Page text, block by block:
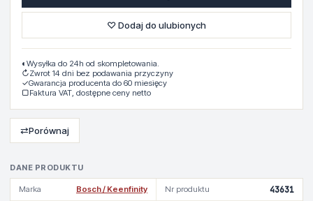
DANE PRODUKTU
Marka Bosch / Keenfinity Nr produktu 43631
♡ Dodaj do ulubionych
◐ Wysyłka do 24h od skompletowania.
↻Zwrot 14 dni bez podawania przyczyny
✓Gwarancja producenta do 60 miesięcy
▢Faktura VAT, dostępne ceny netto
⇄Porównaj